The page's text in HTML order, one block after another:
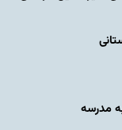
مدرسه